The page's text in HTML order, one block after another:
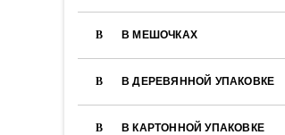
В МЕШОЧКАХ
В ДЕРЕВЯННОЙ УПАКОВКЕ
В КАРТОННОЙ УПАКОВКЕ